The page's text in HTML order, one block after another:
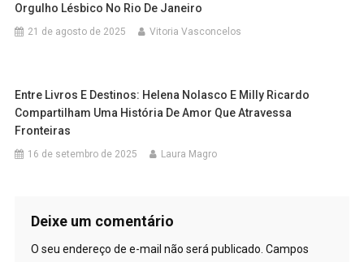
Orgulho Lésbico No Rio De Janeiro
21 de agosto de 2025 Vitoria Vasconcelos
Entre Livros E Destinos: Helena Nolasco E Milly Ricardo
Compartilham Uma História De Amor Que Atravessa
Fronteiras
16 de setembro de 2025 Laura Magro
Deixe um comentário
O seu endereço de e-mail não será publicado. Campos